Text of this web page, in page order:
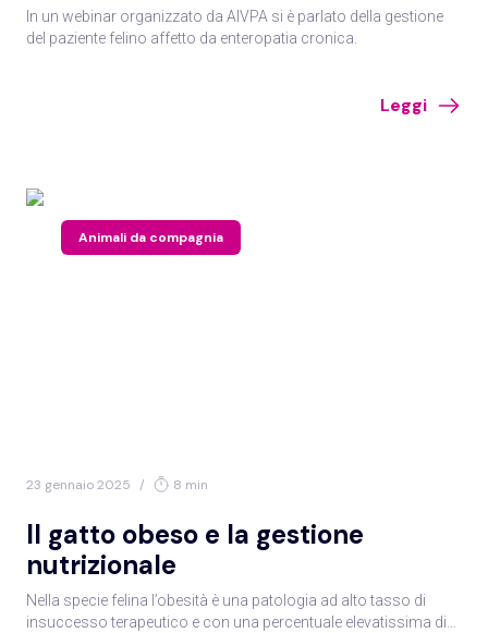
In un webinar organizzato da AIVPA si è parlato della gestione
del paziente felino affetto da enteropatia cronica.
Leggi
Animali da compagnia
23 gennaio 2025 / 8 min
Il gatto obeso e la gestione
nutrizionale
Nella specie felina l’obesità è una patologia ad alto tasso di
insuccesso terapeutico e con una percentuale elevatissima di